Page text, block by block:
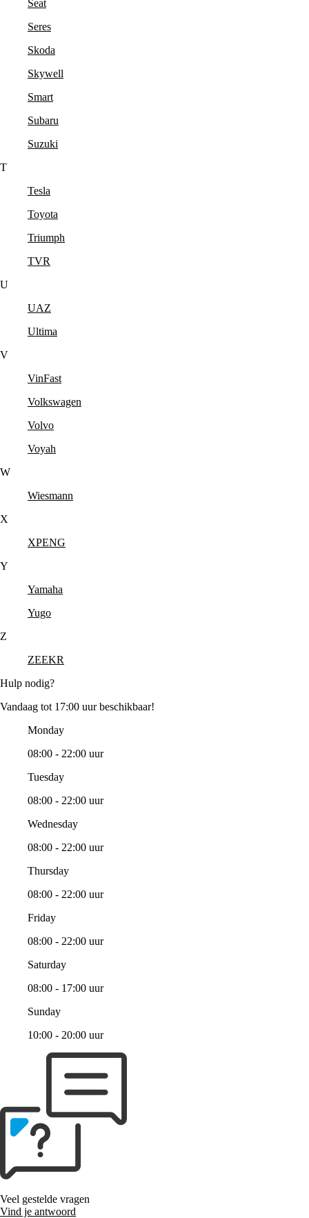
Seat
Seres
Skoda
Skywell
Smart
Subaru
Suzuki
T
Tesla
Toyota
Triumph
TVR
U
UAZ
Ultima
V
VinFast
Volkswagen
Volvo
Voyah
W
Wiesmann
X
XPENG
Y
Yamaha
Yugo
Z
ZEEKR
Hulp nodig?
Vandaag tot 17:00 uur beschikbaar!
Monday
08:00 - 22:00 uur
Tuesday
08:00 - 22:00 uur
Wednesday
08:00 - 22:00 uur
Thursday
08:00 - 22:00 uur
Friday
08:00 - 22:00 uur
Saturday
08:00 - 17:00 uur
Sunday
10:00 - 20:00 uur
Veel gestelde vragen
Vind je antwoord